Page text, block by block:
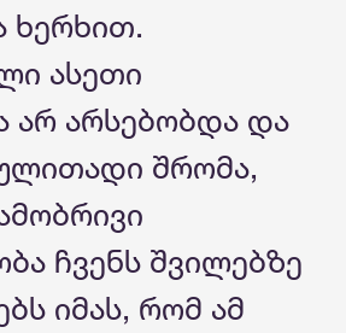
ხერხით.
ასეთი
არ არსებობდა და
შრომა,
ჩვენს შვილებზე
იმას, რომ ამ